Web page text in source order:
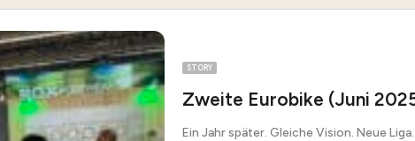
STORY
Zweite Eurobike (Juni
Ein Jahr später. Gleiche Vision. Neue